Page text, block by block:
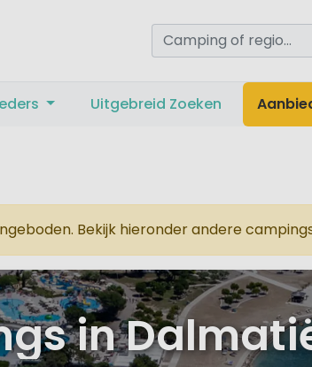
Uitgebreid Zoeken
Bekijk hieronder andere
in